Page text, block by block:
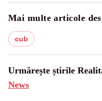
Mai multe articole
cub
Urmărește știrile
News